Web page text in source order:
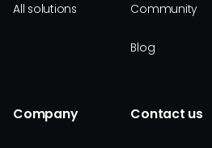
All solutions Community
Blog
Company Contact us